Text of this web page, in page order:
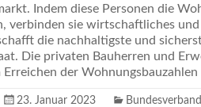
Indem diese Personen die
verbinden sie wirtschaftliches
die nachhaltigste und
Die privaten Bauherren und
der Wohnungsbauzahlen
23. Januar 2023 Bundesverband